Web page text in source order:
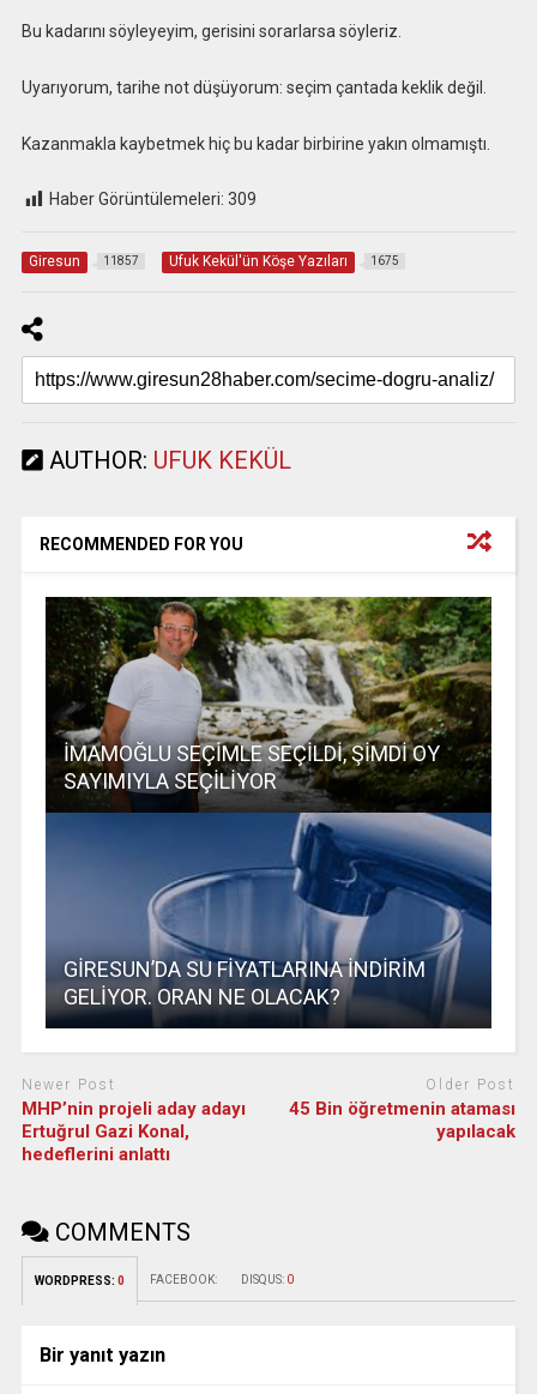
Bu kadarını söyleyeyim, gerisini sorarlarsa söyleriz.
Uyarıyorum, tarihe not düşüyorum: seçim çantada keklik değil.
Kazanmakla kaybetmek hiç bu kadar birbirine yakın olmamıştı.
Haber Görüntülemeleri: 309
Giresun 11857 Ufuk Kekül'ün Köşe Yazıları 1675
AUTHOR: UFUK KEKÜL
RECOMMENDED FOR YOU
İMAMOĞLU SEÇİMLE SEÇİLDİ, ŞİMDİ OY
SAYIMIYLA SEÇİLİYOR
GİRESUN’DA SU FİYATLARINA İNDİRİM
GELİYOR. ORAN NE OLACAK?
Newer Post
MHP’nin projeli aday adayı
Ertuğrul Gazi Konal,
hedeflerini anlattı
Older Post
45 Bin öğretmenin ataması
yapılacak
COMMENTS
WORDPRESS: 0 FACEBOOK: DISQUS: 0
Bir yanıt yazın